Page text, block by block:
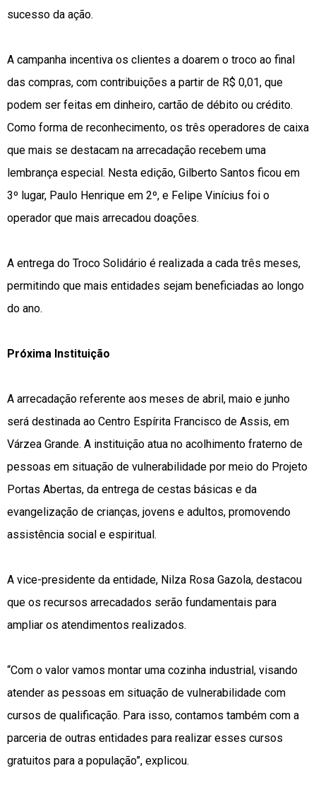
sucesso da ação.
A campanha incentiva os clientes a doarem o troco ao final
das compras, com contribuições a partir de R$ 0,01, que
podem ser feitas em dinheiro, cartão de débito ou crédito.
Como forma de reconhecimento, os três operadores de caixa
que mais se destacam na arrecadação recebem uma
lembrança especial. Nesta edição, Gilberto Santos ficou em
3º lugar, Paulo Henrique em 2º, e Felipe Vinícius foi o
operador que mais arrecadou doações.
A entrega do Troco Solidário é realizada a cada três meses,
permitindo que mais entidades sejam beneficiadas ao longo
do ano.
Próxima Instituição
A arrecadação referente aos meses de abril, maio e junho
será destinada ao Centro Espírita Francisco de Assis, em
Várzea Grande. A instituição atua no acolhimento fraterno de
pessoas em situação de vulnerabilidade por meio do Projeto
Portas Abertas, da entrega de cestas básicas e da
evangelização de crianças, jovens e adultos, promovendo
assistência social e espiritual.
A vice-presidente da entidade, Nilza Rosa Gazola, destacou
que os recursos arrecadados serão fundamentais para
ampliar os atendimentos realizados.
“Com o valor vamos montar uma cozinha industrial, visando
atender as pessoas em situação de vulnerabilidade com
cursos de qualificação. Para isso, contamos também com a
parceria de outras entidades para realizar esses cursos
gratuitos para a população”, explicou.